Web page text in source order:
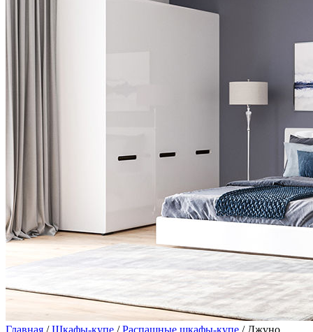
Главная /Шкафы-купе /Распашные шкафы-купе / Джуно